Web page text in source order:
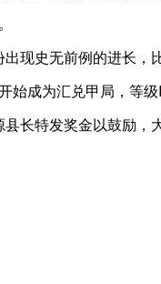
现史无前例的进长，
始成为汇兑甲局，等
长特发奖金以鼓励，